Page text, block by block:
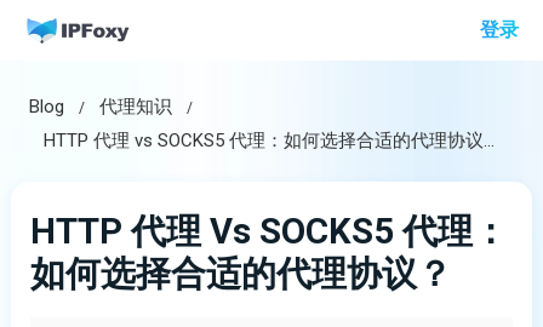
登录
Blog
代理知识
HTTP 代理 vs SOCKS5 代理：如何选择合适的代理协议？
HTTP 代理 Vs SOCKS5 代理：
如何选择合适的代理协议？